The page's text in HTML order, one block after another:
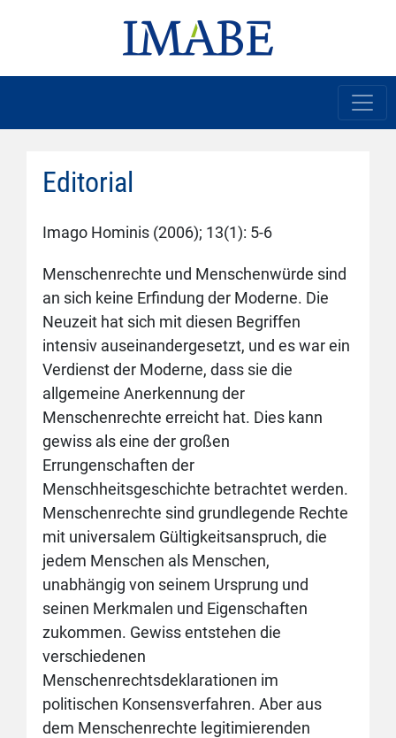
Editorial
Imago Hominis (2006); 13(1): 5-6
Menschenrechte und Menschenwürde sind
an sich keine Erfindung der Moderne. Die
Neuzeit hat sich mit diesen Begriffen
intensiv auseinandergesetzt, und es war ein
Verdienst der Moderne, dass sie die
allgemeine Anerkennung der
Menschenrechte erreicht hat. Dies kann
gewiss als eine der großen
Errungenschaften der
Menschheitsgeschichte betrachtet werden.
Menschenrechte sind grundlegende Rechte
mit universalem Gültigkeitsanspruch, die
jedem Menschen als Menschen,
unabhängig von seinem Ursprung und
seinen Merkmalen und Eigenschaften
zukommen. Gewiss entstehen die
verschiedenen
Menschenrechtsdeklarationen im
politischen Konsensverfahren. Aber aus
dem Menschenrechte legitimierenden